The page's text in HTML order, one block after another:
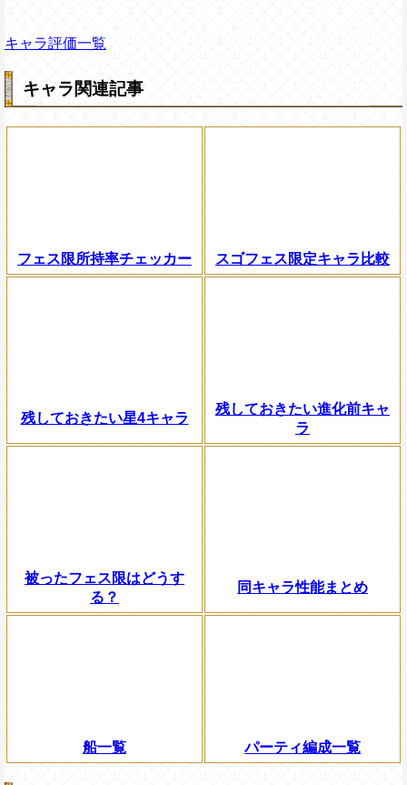
キャラ評価一覧
キャラ関連記事
フェス限所持率チェッカー スゴフェス限定キャラ比較
残しておきたい星4キャラ
残しておきたい進化前キャ
ラ
被ったフェス限はどうす
る？
同キャラ性能まとめ
船一覧 パーティ編成一覧